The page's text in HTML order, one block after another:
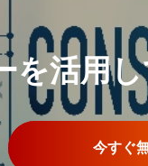
を活用
今すぐ